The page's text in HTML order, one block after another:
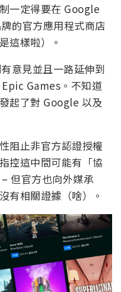
一定得要在 Google
的官方應用程式商店
這樣啦）。
意見並且一路延伸到
Games。不知道
起了對 Google 以及
阻止非官方認證授權
控這中間可能有「協
但官方也向外媒承
有相關證據（啥）。